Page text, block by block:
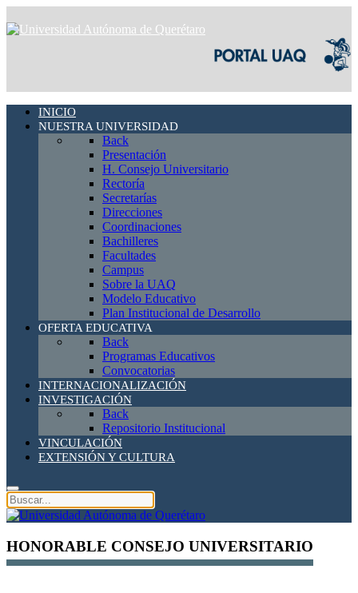
INICIO
NUESTRA UNIVERSIDAD
Back
Presentación
H. Consejo Universitario
Rectoría
Secretarías
Direcciones
Coordinaciones
Bachilleres
Facultades
Campus
Sobre la UAQ
Modelo Educativo
Plan Institucional de Desarrollo
OFERTA EDUCATIVA
Back
Programas Educativos
Convocatorias
INTERNACIONALIZACIÓN
INVESTIGACIÓN
Back
Repositorio Institucional
VINCULACIÓN
EXTENSIÓN Y CULTURA
HONORABLE CONSEJO UNIVERSITARIO